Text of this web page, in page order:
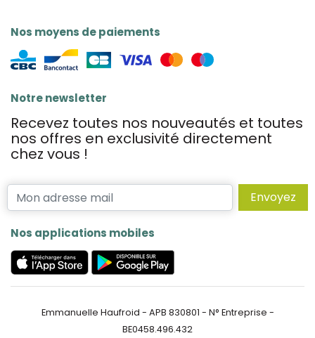
Nos moyens de paiements
Notre newsletter
Recevez toutes nos nouveautés et toutes
nos offres en exclusivité directement
chez vous !
Envoyez
Nos applications mobiles
Emmanuelle Haufroid - APB 830801 - N° Entreprise -
BE0458.496.432